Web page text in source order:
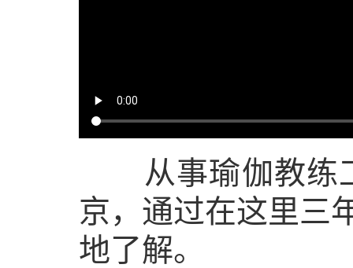
从事瑜伽教练工
京，通过在这里三
地了解。